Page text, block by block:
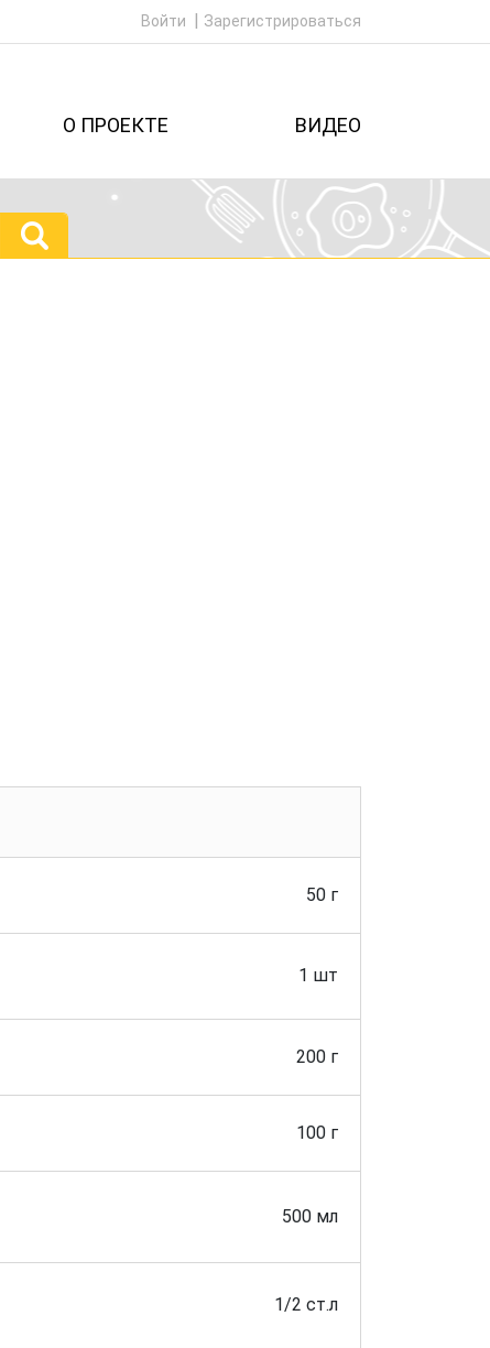
Войти Зарегистрироваться
О ПРОЕКТЕ ВИДЕО
50 г
1 шт
200 г
100 г
500 мл
1/2 ст.л